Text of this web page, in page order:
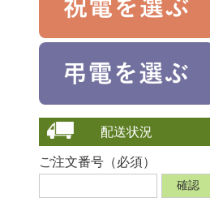
配送状況
ご注文番号（必須）